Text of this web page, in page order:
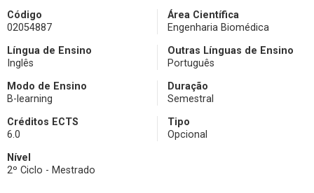
Código
02054887
Área Científica
Engenharia Biomédica
Língua de Ensino
Inglês
Outras Línguas de Ensino
Português
Modo de Ensino
B-learning
Duração
Semestral
Créditos ECTS
6.0
Tipo
Opcional
Nível
2º Ciclo - Mestrado